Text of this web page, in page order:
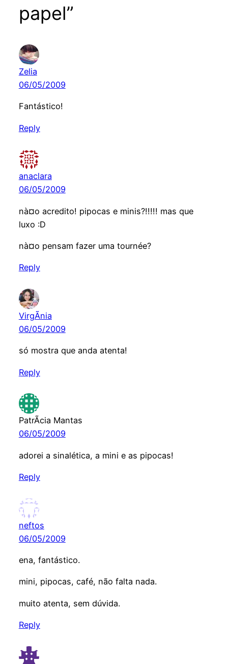
papel”
Zelia
06/05/2009
Fantástico!
Reply
anaclara
06/05/2009
nà¤o acredito! pipocas e minis?!!!!! mas que
luxo :D
nà¤o pensam fazer uma tournée?
Reply
VirgÃ­nia
06/05/2009
só mostra que anda atenta!
Reply
PatrÃ­cia Mantas
06/05/2009
adorei a sinalética, a mini e as pipocas!
Reply
neftos
06/05/2009
ena, fantástico.
mini, pipocas, café, não falta nada.
muito atenta, sem dúvida.
Reply